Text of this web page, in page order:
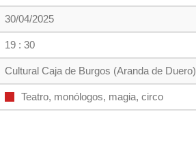
30/04/2025
19 : 30
Cultural Caja de Burgos (Aranda de Duero)
Teatro, monólogos, magia, circo